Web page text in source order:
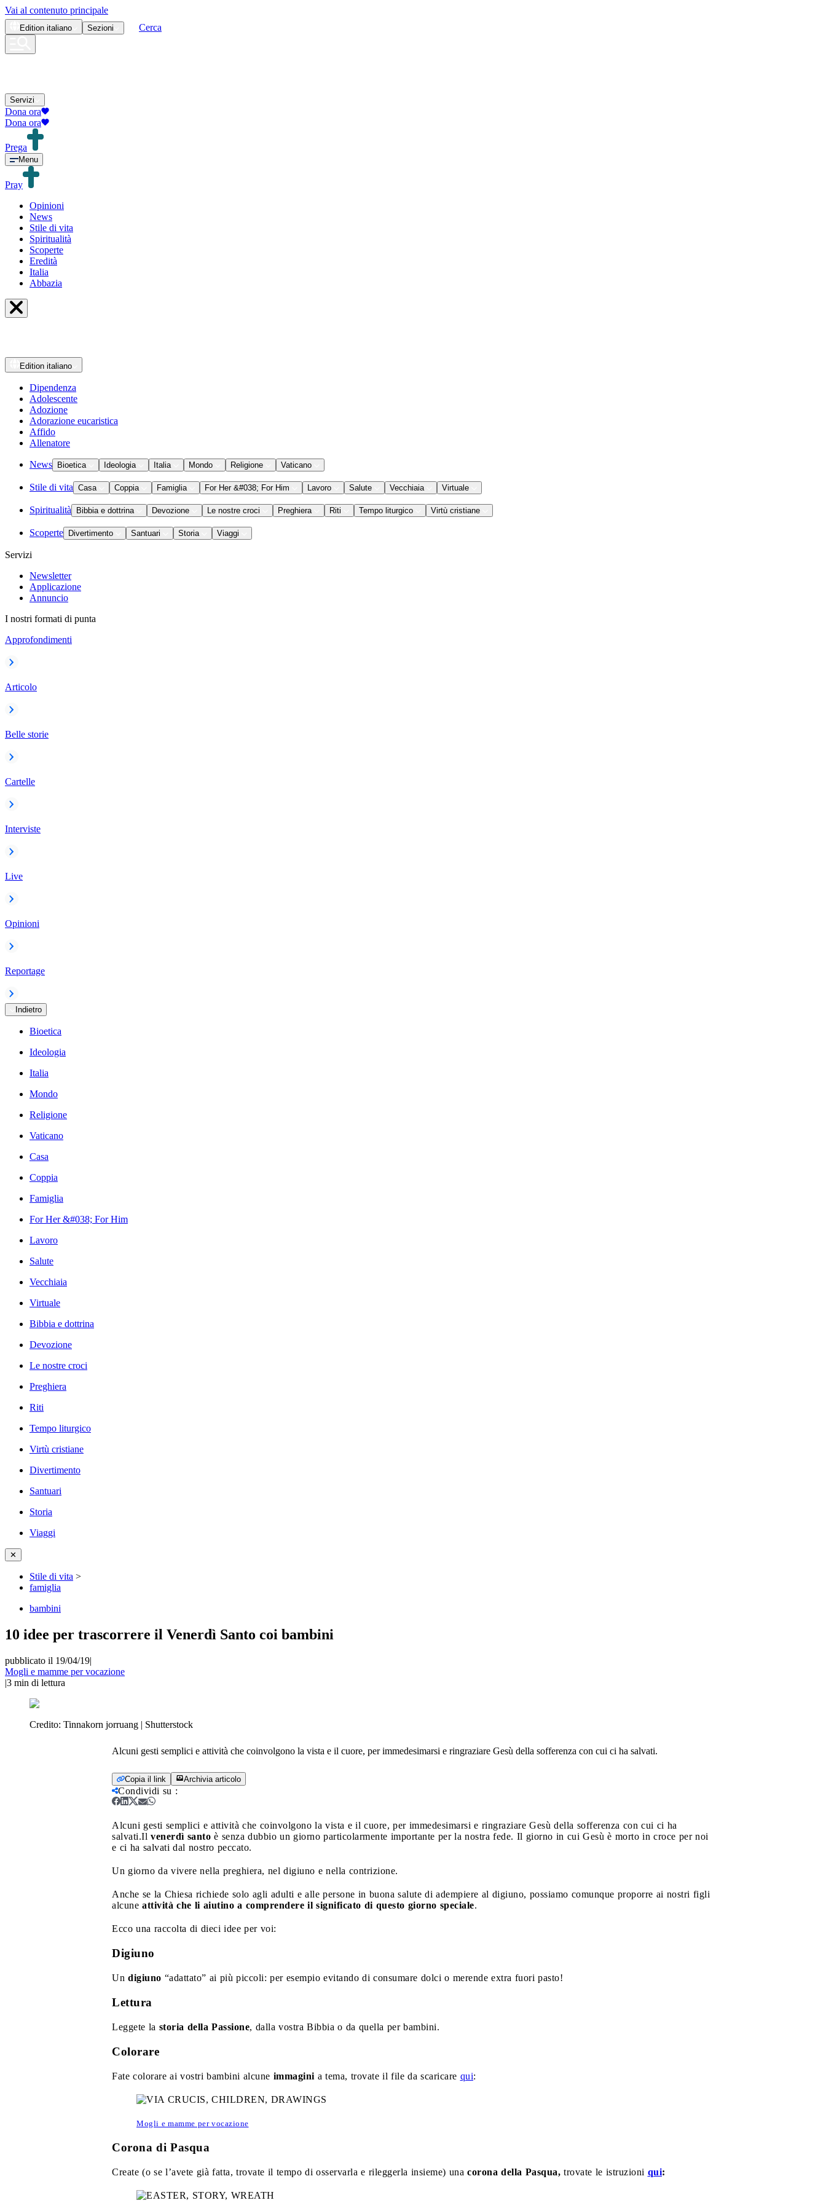
Vai al contenuto principale
Edition italiano Sezioni Cerca
Servizi
Dona ora
Dona ora
Prega
Menu
Pray
Opinioni
News
Stile di vita
Spiritualità
Scoperte
Eredità
Italia
Abbazia
Edition italiano
Dipendenza
Adolescente
Adozione
Adorazione eucaristica
Affido
Allenatore
News Bioetica Ideologia Italia Mondo Religione Vaticano
Stile di vita Casa Coppia Famiglia For Her &#038; For Him Lavoro Salute Vecchiaia Virtuale
Spiritualità Bibbia e dottrina Devozione Le nostre croci Preghiera Riti Tempo liturgico Virtù cristiane
Scoperte Divertimento Santuari Storia Viaggi
Servizi
Newsletter
Applicazione
Annuncio
I nostri formati di punta
Approfondimenti
Articolo
Belle storie
Cartelle
Interviste
Live
Opinioni
Reportage
Indietro
Bioetica
Ideologia
Italia
Mondo
Religione
Vaticano
Casa
Coppia
Famiglia
For Her &#038; For Him
Lavoro
Salute
Vecchiaia
Virtuale
Bibbia e dottrina
Devozione
Le nostre croci
Preghiera
Riti
Tempo liturgico
Virtù cristiane
Divertimento
Santuari
Storia
Viaggi
✕
Stile di vita >
famiglia
bambini
10 idee per trascorrere il Venerdì Santo coi bambini
pubblicato il 19/04/19|
Mogli e mamme per vocazione
|3 min di lettura
Credito: Tinnakorn jorruang | Shutterstock
Alcuni gesti semplici e attività che coinvolgono la vista e il cuore, per immedesimarsi e ringraziare Gesù della sofferenza con cui ci ha salvati.
Copia il link Archivia articolo
Condividi su :
Alcuni gesti semplici e attività che coinvolgono la vista e il cuore, per immedesimarsi e ringraziare Gesù della sofferenza con cui ci ha
salvati.Il venerdì santo è senza dubbio un giorno particolarmente importante per la nostra fede. Il giorno in cui Gesù è morto in croce per noi
e ci ha salvati dal nostro peccato.
Un giorno da vivere nella preghiera, nel digiuno e nella contrizione.
Anche se la Chiesa richiede solo agli adulti e alle persone in buona salute di adempiere al digiuno, possiamo comunque proporre ai nostri figli
alcune attività che li aiutino a comprendere il significato di questo giorno speciale.
Ecco una raccolta di dieci idee per voi:
Digiuno
Un digiuno “adattato” ai più piccoli: per esempio evitando di consumare dolci o merende extra fuori pasto!
Lettura
Leggete la storia della Passione, dalla vostra Bibbia o da quella per bambini.
Colorare
Fate colorare ai vostri bambini alcune immagini a tema, trovate il file da scaricare qui:
Mogli e mamme per vocazione
Corona di Pasqua
Create (o se l’avete già fatta, trovate il tempo di osservarla e rileggerla insieme) una corona della Pasqua, trovate le istruzioni qui: